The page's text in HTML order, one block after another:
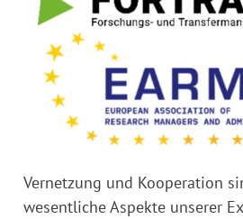
Vernetzung und Kooperation
wesentliche Aspekte unserer